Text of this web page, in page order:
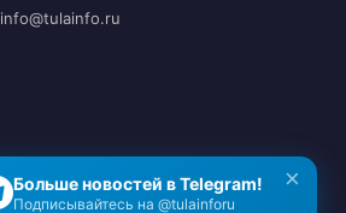
info@tulainfo.ru
Больше новостей в Telegram!
Подписывайтесь на @tulainforu
×